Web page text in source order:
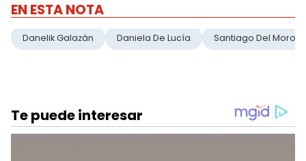
EN ESTA NOTA
Danelik Galazán Daniela De Lucía Santiago Del Moro